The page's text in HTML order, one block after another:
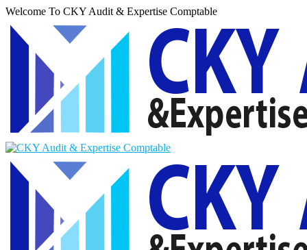
Welcome To CKY Audit & Expertise Comptable